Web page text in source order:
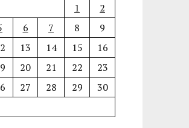
1
2
6 7 8
9
13 14 15
16
20 21 22
23
27 28 29
30